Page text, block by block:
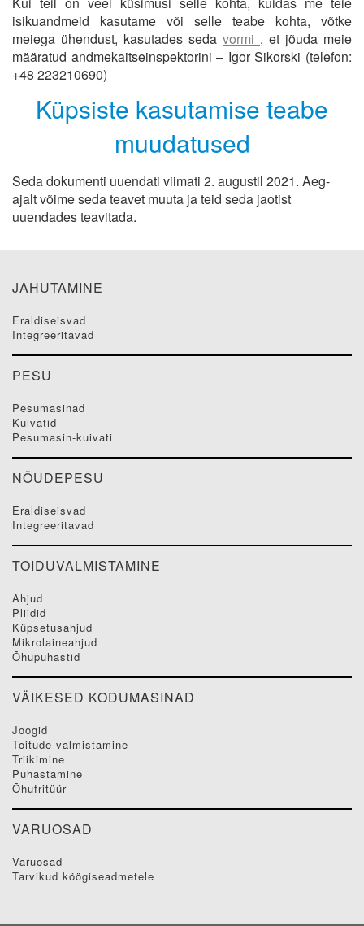
isikuandmeid kasutame või selle teabe kohta, võtke
meiega ühendust, kasutades seda vormi , et jõuda meie
määratud andmekaitseinspektorini – Igor Sikorski (telefon:
+48 223210690)
Küpsiste kasutamise teabe
muudatused
Seda dokumenti uuendati viimati 2. augustil 2021. Aeg-
ajalt võime seda teavet muuta ja teid seda jaotist
uuendades teavitada.
JAHUTAMINE
eraldiseisvad
integreeritavad
PESU
pesumasinad
kuivatid
pesumasin-kuivati
NÕUDEPESU
eraldiseisvad
integreeritavad
TOIDUVALMISTAMINE
ahjud
pliidid
küpsetusahjud
mikrolaineahjud
õhupuhastid
VÄIKESED KODUMASINAD
joogid
toitude valmistamine
triikimine
puhastamine
õhufritüür
VARUOSAD
varuosad
tarvikud köögiseadmetele